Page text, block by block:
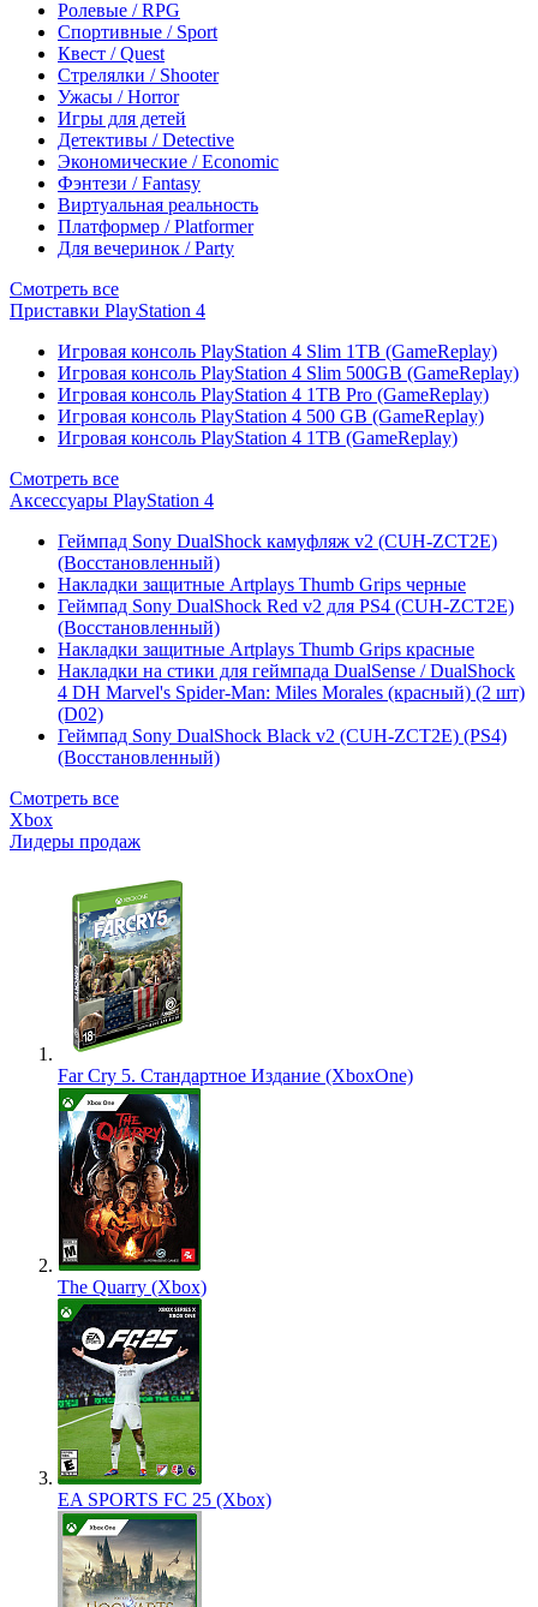
Ролевые / RPG
Спортивные / Sport
Квест / Quest
Стрелялки / Shooter
Ужасы / Horror
Игры для детей
Детективы / Detective
Экономические / Economic
Фэнтези / Fantasy
Виртуальная реальность
Платформер / Platformer
Для вечеринок / Party
Смотреть все
Приставки PlayStation 4
Игровая консоль PlayStation 4 Slim 1TB (GameReplay)
Игровая консоль PlayStation 4 Slim 500GB (GameReplay)
Игровая консоль PlayStation 4 1TB Pro (GameReplay)
Игровая консоль PlayStation 4 500 GB (GameReplay)
Игровая консоль PlayStation 4 1TB (GameReplay)
Смотреть все
Аксессуары PlayStation 4
Геймпад Sony DualShock камуфляж v2 (CUH-ZCT2E)
(Восстановленный)
Накладки защитные Artplays Thumb Grips черные
Геймпад Sony DualShock Red v2 для PS4 (CUH-ZCT2E)
(Восстановленный)
Накладки защитные Artplays Thumb Grips красные
Накладки на стики для геймпада DualSense / DualShock
4 DH Marvel's Spider-Man: Miles Morales (красный) (2 шт)
(D02)
Геймпад Sony DualShock Black v2 (CUH-ZCT2E) (PS4)
(Восстановленный)
Смотреть все
Xbox
Лидеры продаж
Far Cry 5. Стандартное Издание (XboxOne)
The Quarry (Xbox)
EA SPORTS FC 25 (Xbox)